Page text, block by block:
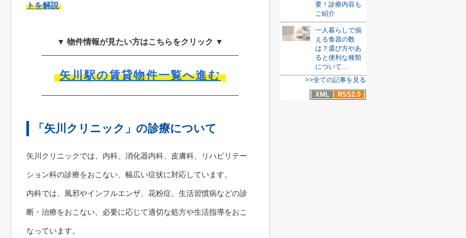
トを解説
▼ 物件情報が見たい方はこちらをクリック ▼
矢川駅の賃貸物件一覧へ進む
「矢川クリニック」の診療について
矢川クリニックでは、内科、消化器内科、皮膚科、リハビリテー
ション科の診療をおこない、幅広い症状に対応しています。
内科では、風邪やインフルエンザ、花粉症、生活習慣病などの診
断・治療をおこない、必要に応じて適切な処方や生活指導をおこ
なっています。
要！診療内容も
ご紹介
一人暮らしで揃
える食器の数
は？選び方やあ
ると便利な種類
について...
>>全ての記事を見る
XML
RSS2.0